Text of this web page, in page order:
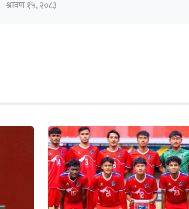
भेटिने आशा कमजोर, युक्तको शव
श्रावण १५, २०८३